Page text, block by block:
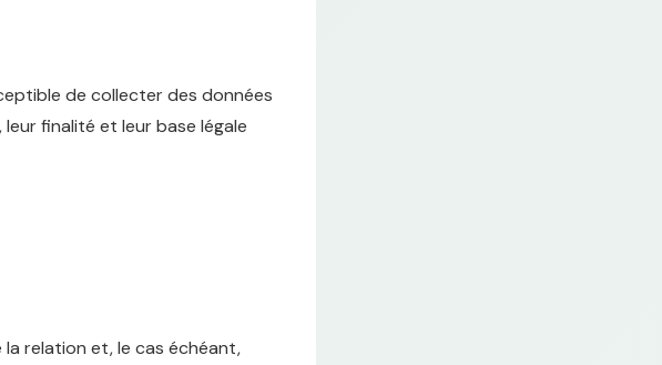
de collecter des données
finalité et leur base légale
relation et, le cas échéant,